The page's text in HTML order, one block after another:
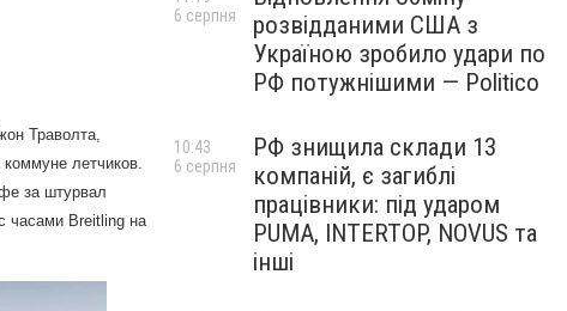
Траволта,
летчиков.
за штурвал
часами Breitling на
розвідданими США з
Україною зробило удари по
РФ потужнішими — Politico
6 серпня
РФ знищила склади 13
компаній, є загиблі
працівники: під ударом
PUMA, INTERTOP, NOVUS та
інші
10:43
6 серпня